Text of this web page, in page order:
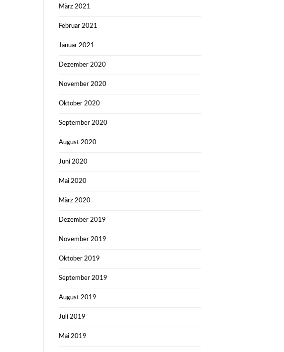
März 2021
Februar 2021
Januar 2021
Dezember 2020
November 2020
Oktober 2020
September 2020
August 2020
Juni 2020
Mai 2020
März 2020
Dezember 2019
November 2019
Oktober 2019
September 2019
August 2019
Juli 2019
Mai 2019